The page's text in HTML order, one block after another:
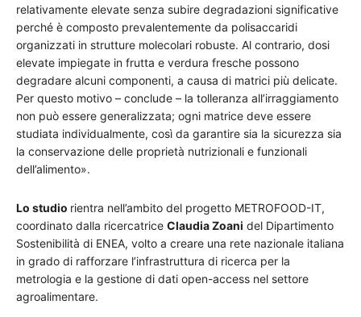
relativamente elevate senza subire degradazioni significative
perché è composto prevalentemente da polisaccaridi
organizzati in strutture molecolari robuste. Al contrario, dosi
elevate impiegate in frutta e verdura fresche possono
degradare alcuni componenti, a causa di matrici più delicate.
Per questo motivo – conclude – la tolleranza all’irraggiamento
non può essere generalizzata; ogni matrice deve essere
studiata individualmente, così da garantire sia la sicurezza sia
la conservazione delle proprietà nutrizionali e funzionali
dell’alimento».
Lo studio rientra nell’ambito del progetto METROFOOD-IT,
coordinato dalla ricercatrice Claudia Zoani del Dipartimento
Sostenibilità di ENEA, volto a creare una rete nazionale italiana
in grado di rafforzare l’infrastruttura di ricerca per la
metrologia e la gestione di dati open-access nel settore
agroalimentare.